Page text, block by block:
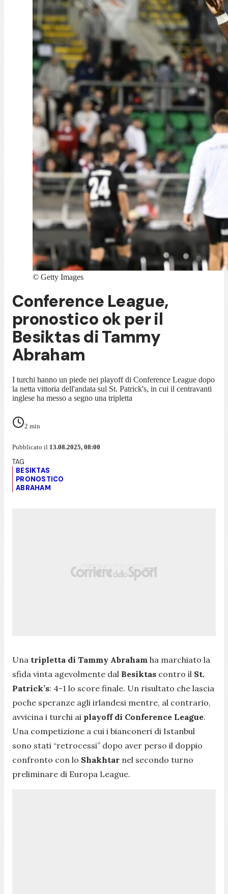
© Getty Images
Conference League,
pronostico ok per il
Besiktas di Tammy
Abraham
I turchi hanno un piede nei playoff di Conference League dopo
la netta vittoria dell'andata sul St. Patrick's, in cui il centravanti
inglese ha messo a segno una tripletta
2 min
Pubblicato il 13.08.2025, 08:00
BESIKTAS
PRONOSTICO
ABRAHAM
Una tripletta di Tammy Abraham ha marchiato la
sfida vinta agevolmente dal Besiktas contro il St.
Patrick’s: 4-1 lo score finale. Un risultato che lascia
poche speranze agli irlandesi mentre, al contrario,
avvicina i turchi ai playoff di Conference League.
Una competizione a cui i bianconeri di Istanbul
sono stati “retrocessi” dopo aver perso il doppio
confronto con lo Shakhtar nel secondo turno
preliminare di Europa League.